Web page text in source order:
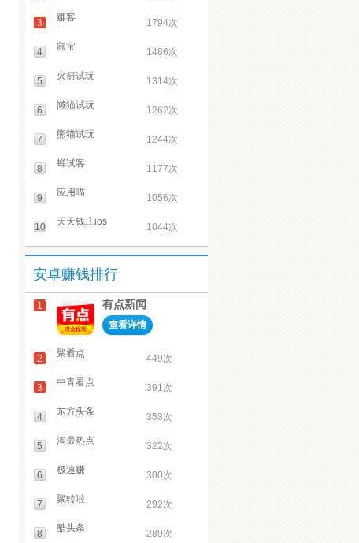
3 赚客 1794次
4 鼠宝 1486次
5 火箭试玩 1314次
6 懒猫试玩 1262次
7 熊猫试玩 1244次
8 蝉试客 1177次
9 应用喵 1056次
10 天天钱庄ios 1044次
安卓赚钱排行
1 有点新闻
查看详情
2 聚看点 449次
3 中青看点 391次
4 东方头条 353次
5 淘最热点 322次
6 极速赚 300次
7 聚转啦 292次
8 酷头条 289次